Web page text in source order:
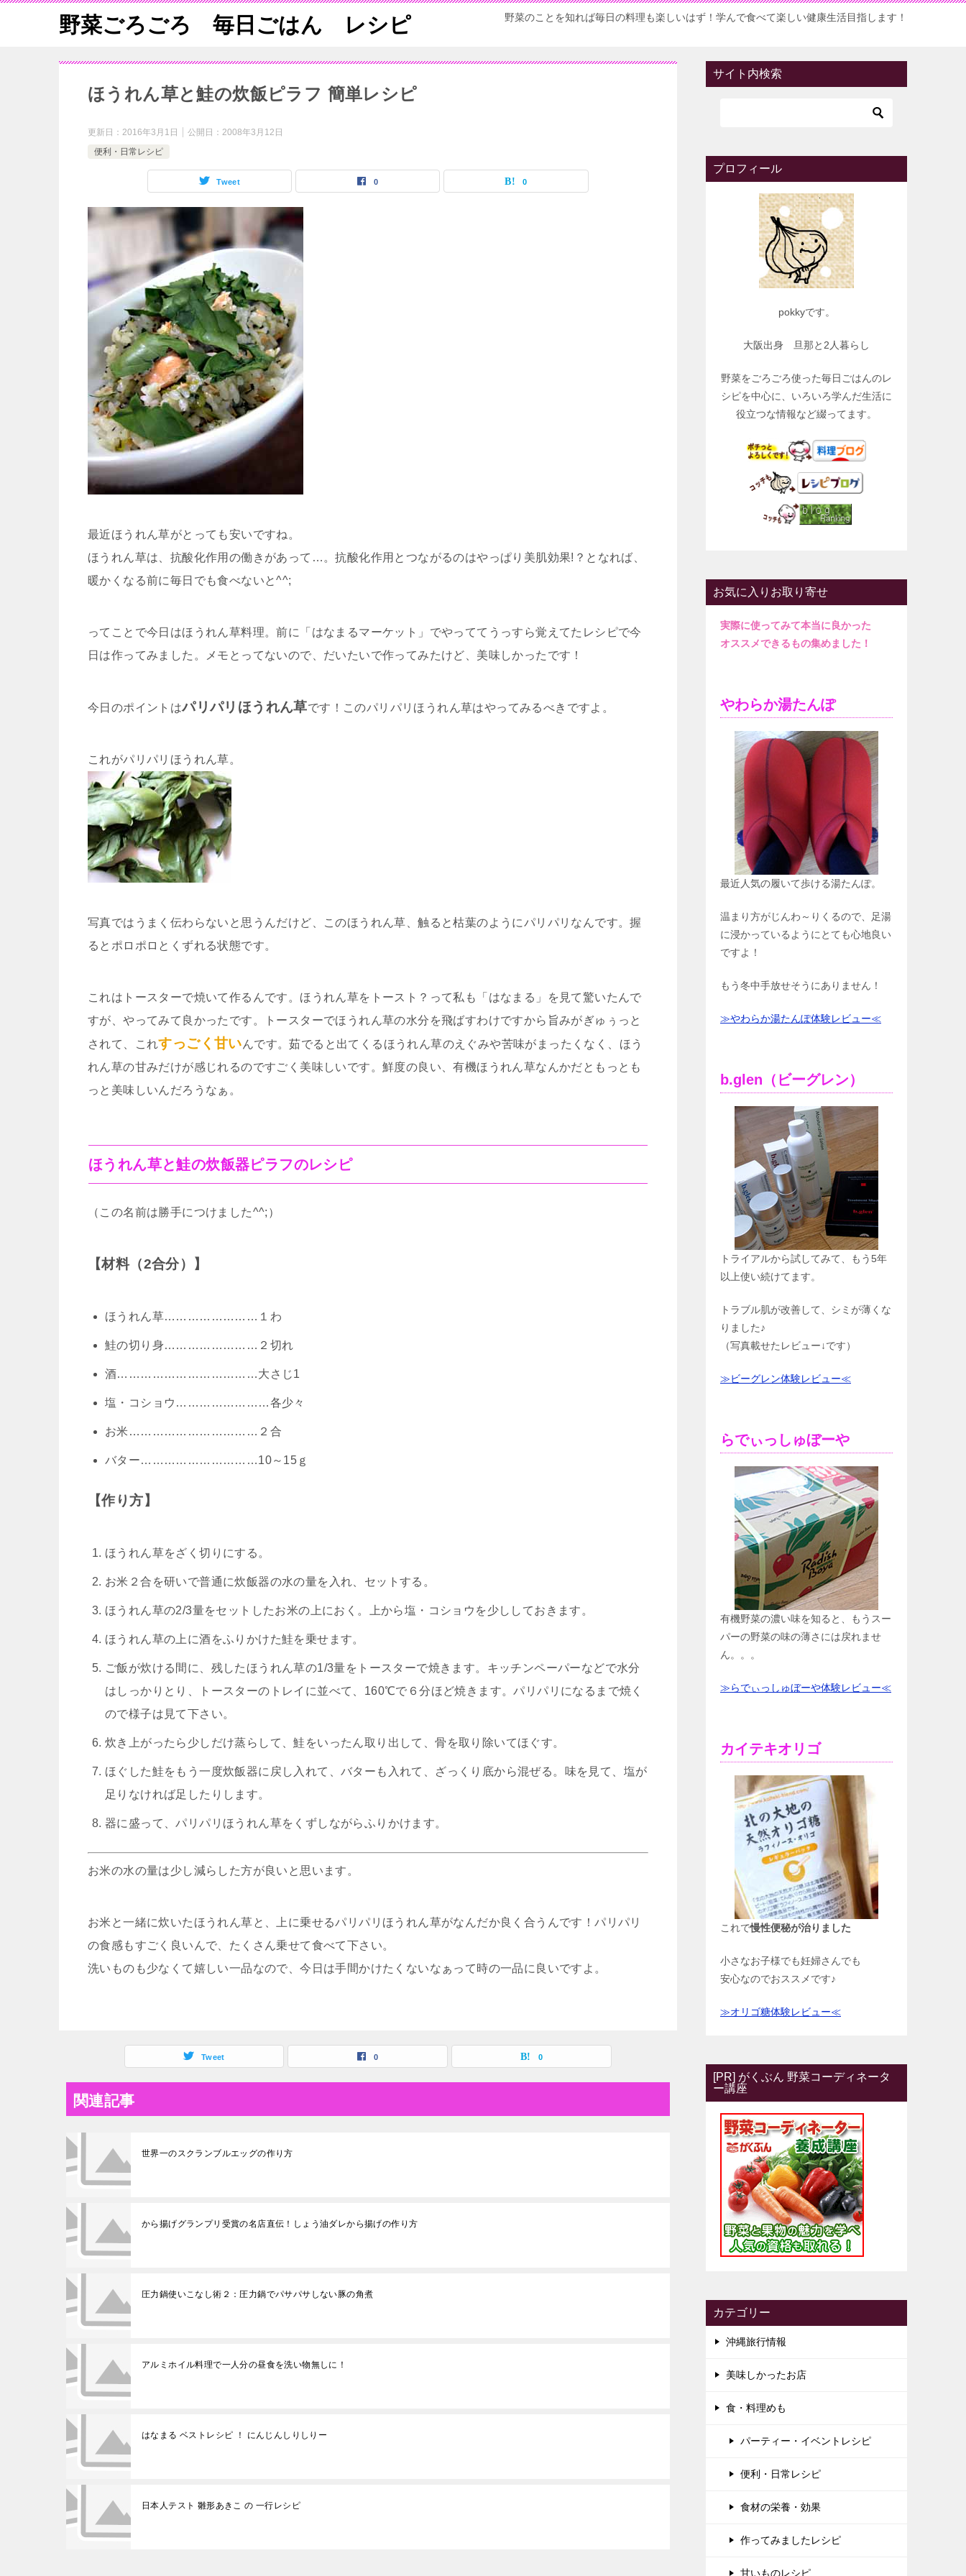
野菜ごろごろ 毎日ごはん レシピ 野菜のことを知れば毎日の料理も楽しいはず！学んで食べて楽しい健康生活目指します！
ほうれん草と鮭の炊飯ピラフ 簡単レシピ
更新日： 2016年3月1日 公開日： 2008年3月12日
便利・日常レシピ
Tweet 0 0
最近ほうれん草がとっても安いですね。
ほうれん草は、抗酸化作用の働きがあって…。抗酸化作用とつながるのはやっぱり美肌効果!？となれば、
暖かくなる前に毎日でも食べないと^^;
ってことで今日はほうれん草料理。前に「はなまるマーケット」でやっててうっすら覚えてたレシピで今
日は作ってみました。メモとってないので、だいたいで作ってみたけど、美味しかったです！
今日のポイントはパリパリほうれん草です！このパリパリほうれん草はやってみるべきですよ。
これがパリパリほうれん草。
写真ではうまく伝わらないと思うんだけど、このほうれん草、触ると枯葉のようにパリパリなんです。握
るとポロポロとくずれる状態です。
これはトースターで焼いて作るんです。ほうれん草をトースト？って私も「はなまる」を見て驚いたんで
すが、やってみて良かったです。トースターでほうれん草の水分を飛ばすわけですから旨みがぎゅぅっと
されて、これすっごく甘いんです。茹でると出てくるほうれん草のえぐみや苦味がまったくなく、ほう
れん草の甘みだけが感じれるのですごく美味しいです。鮮度の良い、有機ほうれん草なんかだともっとも
っと美味しいんだろうなぁ。
ほうれん草と鮭の炊飯器ピラフのレシピ
（この名前は勝手につけました^^;）
【材料（2合分）】
ほうれん草……………………１わ
鮭の切り身……………………２切れ
酒………………………………大さじ1
塩・コショウ……………………各少々
お米……………………………２合
バター…………………………10～15ｇ
【作り方】
ほうれん草をざく切りにする。
お米２合を研いで普通に炊飯器の水の量を入れ、セットする。
ほうれん草の2/3量をセットしたお米の上におく。上から塩・コショウを少ししておきます。
ほうれん草の上に酒をふりかけた鮭を乗せます。
ご飯が炊ける間に、残したほうれん草の1/3量をトースターで焼きます。キッチンペーパーなどで水分
はしっかりとり、トースターのトレイに並べて、160℃で６分ほど焼きます。パリパリになるまで焼く
ので様子は見て下さい。
炊き上がったら少しだけ蒸らして、鮭をいったん取り出して、骨を取り除いてほぐす。
ほぐした鮭をもう一度炊飯器に戻し入れて、バターも入れて、ざっくり底から混ぜる。味を見て、塩が
足りなければ足したりします。
器に盛って、パリパリほうれん草をくずしながらふりかけます。
お米の水の量は少し減らした方が良いと思います。
お米と一緒に炊いたほうれん草と、上に乗せるパリパリほうれん草がなんだか良く合うんです！パリパリ
の食感もすごく良いんで、たくさん乗せて食べて下さい。
洗いものも少なくて嬉しい一品なので、今日は手間かけたくないなぁって時の一品に良いですよ。
Tweet 0 0
関連記事
世界一のスクランブルエッグの作り方
から揚げグランプリ受賞の名店直伝！しょう油ダレから揚げの作り方
圧力鍋使いこなし術２：圧力鍋でパサパサしない豚の角煮
アルミホイル料理で一人分の昼食を洗い物無しに！
はなまる ベストレシピ ！ にんじんしりしりー
日本人テスト 雛形あきこ の 一行レシピ
サイト内検索
プロフィール
pokkyです。
大阪出身 旦那と2人暮らし
野菜をごろごろ使った毎日ごはんのレ
シピを中心に、いろいろ学んだ生活に
役立つな情報など綴ってます。
お気に入りお取り寄せ
実際に使ってみて本当に良かった
オススメできるもの集めました！
やわらか湯たんぽ
最近人気の履いて歩ける湯たんぽ。
温まり方がじんわ～りくるので、足湯
に浸かっているようにとても心地良い
ですよ！
もう冬中手放せそうにありません！
≫やわらか湯たんぽ体験レビュー≪
b.glen（ビーグレン）
トライアルから試してみて、もう5年
以上使い続けてます。
トラブル肌が改善して、シミが薄くな
りました♪
（写真載せたレビュー↓です）
≫ビーグレン体験レビュー≪
らでぃっしゅぼーや
有機野菜の濃い味を知ると、もうスー
パーの野菜の味の薄さには戻れませ
ん。。。
≫らでぃっしゅぼーや体験レビュー≪
カイテキオリゴ
これで慢性便秘が治りました
小さなお子様でも妊婦さんでも
安心なのでおススメです♪
≫オリゴ糖体験レビュー≪
[PR] がくぶん 野菜コーディネータ
ー講座
カテゴリー
沖縄旅行情報
美味しかったお店
食・料理めも
パーティー・イベントレシピ
便利・日常レシピ
食材の栄養・効果
作ってみましたレシピ
甘いものレシピ